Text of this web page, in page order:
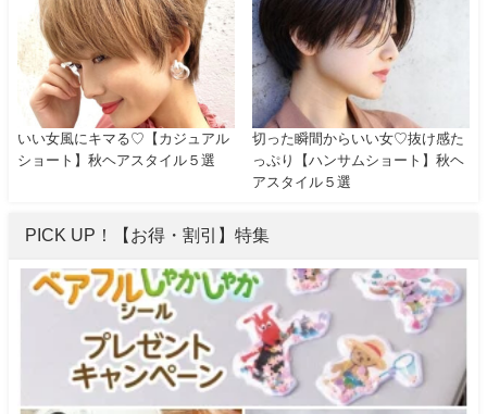
いい女風にキマる♡【カジュアル
ショート】秋ヘアスタイル５選
切った瞬間からいい女♡抜け感た
っぷり【ハンサムショート】秋ヘ
アスタイル５選
PICK UP！【お得・割引】特集